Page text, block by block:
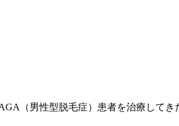
（男性型脱毛症）患者を治療してき